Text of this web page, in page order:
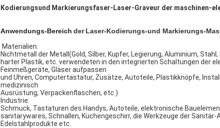
Kodierungsund Markierungsfaser-Laser-Graveur der maschinen-
Anwendungs-Bereich der Laser-Kodierungs-und Markierungs-
Materialien:
Nichtmetall der Metall(Gold, Silber, Kupfer, Legierung, Aluminium,
harter Plastik, etc. verwendeten in den integrierten Schaltungen der
Feinmeßgeräte, Gläser aufpassen
und Uhren, Computertastatur, Zusätze, Autoteile, Plastikknöpfe,
medizinisch
Ausrüstung, Verpackenflaschen, etc.)
Industrie:
Schmuck, Tastaturen des Handys, Autoteile, elektronische
sanitarywares, Schnallen, Küchengeschirr, die Werkzeuge der
Edelstahlprodukte etc.